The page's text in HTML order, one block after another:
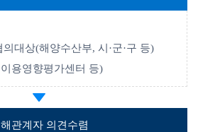
대상(해양수산부, 시·군·구 등)
용영향평가센터 등)
관계자 의견수렴